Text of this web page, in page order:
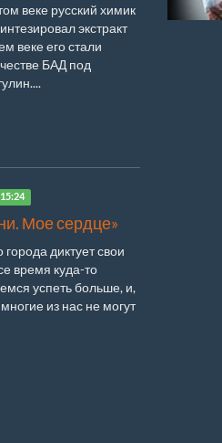
веке русский химик
экстракт
веке его стали
БАД под
Мое сердце»
диктует свои
время куда-то
успеть больше, и,
из нас не могут